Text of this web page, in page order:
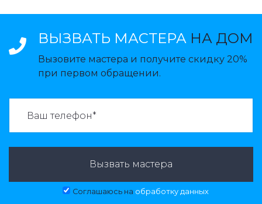
ВЫЗВАТЬ МАСТЕРА НА ДОМ
Вызовите мастера и получите скидку 20%
при первом обращении.
Вызвать мастера
Соглашаюсь на обработку данных